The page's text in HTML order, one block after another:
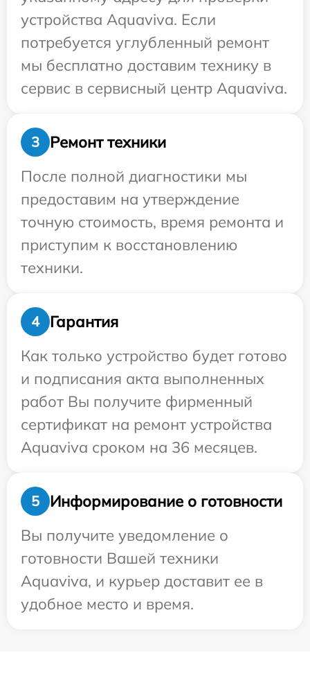
устройства Aquaviva. Если
потребуется углубленный ремонт
мы бесплатно доставим технику в
сервис в сервисный центр Aquaviva.
3
Ремонт техники
После полной диагностики мы
предоставим на утверждение
точную стоимость, время ремонта и
приступим к восстановлению
техники.
4
Гарантия
Как только устройство будет готово
и подписания акта выполненных
работ Вы получите фирменный
сертификат на ремонт устройства
Aquaviva сроком на 36 месяцев.
5
Информирование о готовности
Вы получите уведомление о
готовности Вашей техники
Aquaviva, и курьер доставит ее в
удобное место и время.